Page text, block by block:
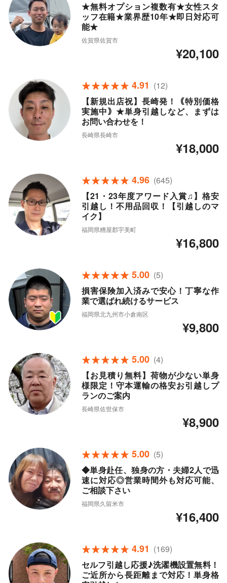
★無料オプション複数有★女性スタ
ッフ在籍★業界歴10年★即日対応可
能★
佐賀県佐賀市
¥20,100
4.91 (12)
【新規出店祝】長崎発！｟特別価格
実施中｠★単身引越しなど、まずは
お問い合わせを！
長崎県長崎市
¥18,000
4.96 (645)
【21・23年度アワード入賞♫】格安
引越し！不用品回収！【引越しのマ
イク】
福岡県糟屋郡宇美町
¥16,800
5.00 (5)
損害保険加入済みで安心！丁寧な作
業で選ばれ続けるサービス
福岡県北九州市小倉南区
¥9,800
5.00 (4)
【お見積り無料】荷物が少ない単身
様限定！守本運輸の格安お引越しプ
ランのご案内
長崎県佐世保市
¥8,900
5.00 (5)
◆単身赴任、独身の方・夫婦2人で迅
速に対応◎営業時間外も対応可能、
ご相談下さい
福岡県久留米市
¥16,400
4.91 (169)
セルフ引越し応援♪洗濯機設置無料！
ご近所から長距離まで対応！単身格